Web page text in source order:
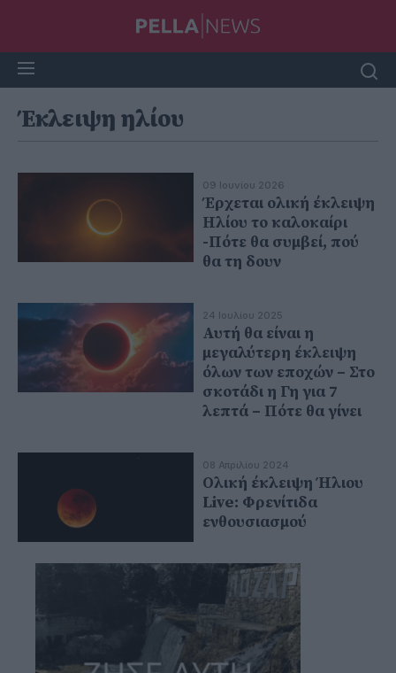
Έκλειψη ηλίου
09 Ιουνίου 2026
Έρχεται ολική έκλειψη
Ηλίου το καλοκαίρι
-Πότε θα συμβεί, πού
θα τη δουν
24 Ιουλίου 2025
Αυτή θα είναι η
μεγαλύτερη έκλειψη
όλων των εποχών – Στο
σκοτάδι η Γη για 7
λεπτά – Πότε θα γίνει
08 Απριλίου 2024
Ολική έκλειψη Ήλιου
Live: Φρενίτιδα
ενθουσιασμού